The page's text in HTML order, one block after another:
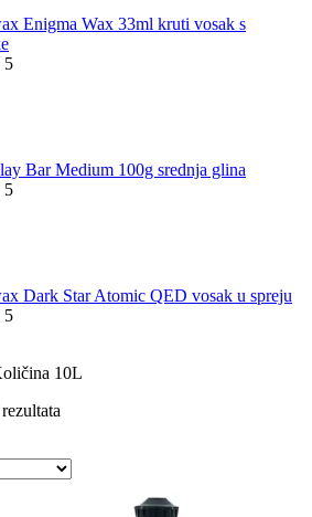
Enigma Wax 33ml kruti vosak s
5
Bar Medium 100g srednja glina
5
Dark Star Atomic QED vosak u spreju
5
10L